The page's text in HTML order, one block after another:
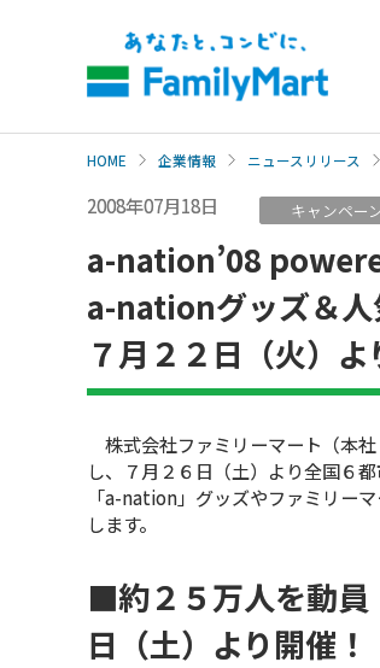
HOME 企業情報 ニュースリリース
2008年07月18日 キャンペー
a-nation’08
a-nationグッズ＆人
７月２２日（火）よ
株式会社ファミリーマート（本
し、７月２６日（土）より全国６
「a-nation」グッズやファミリー
します。
■約２５万人を動
日（土）より開催！